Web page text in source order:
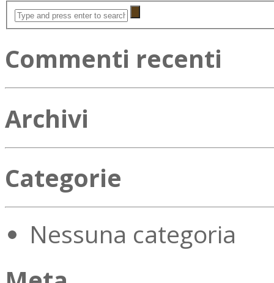
Commenti recenti
Archivi
Categorie
Nessuna categoria